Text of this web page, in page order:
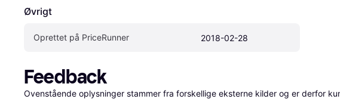
Øvrigt
Oprettet på PriceRunner 2018-02-28
Feedback
Ovenstående oplysninger stammer fra forskellige eksterne kilder og er derfor